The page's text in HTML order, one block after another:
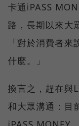
卡通iPASS
路，長期以來大
「對於消費者
什麼。」
換言之，趕在與
和大眾溝通：目